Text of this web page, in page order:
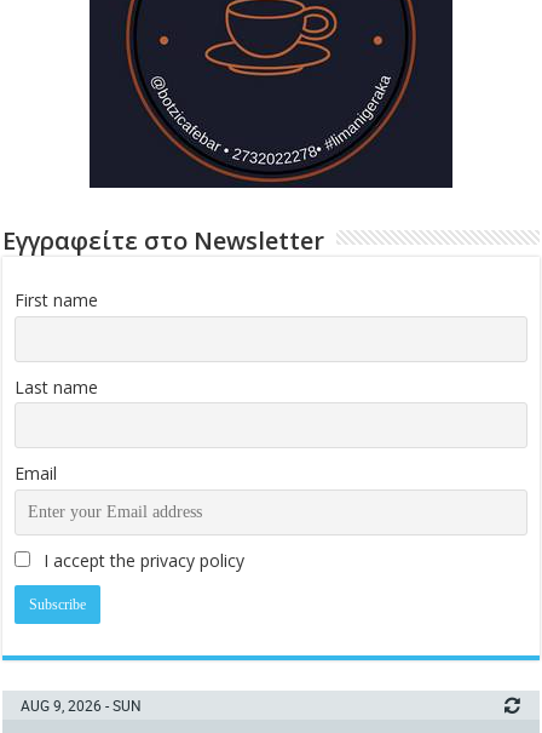
Εγγραφείτε στο Newsletter
First name
Last name
Email
I accept the privacy policy
AUG 9, 2026 - SUN